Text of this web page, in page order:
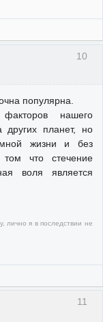
10
популярна.
нашего
других планет, но
жизни и без
что стечение
воля является
лично я в последствии не
11